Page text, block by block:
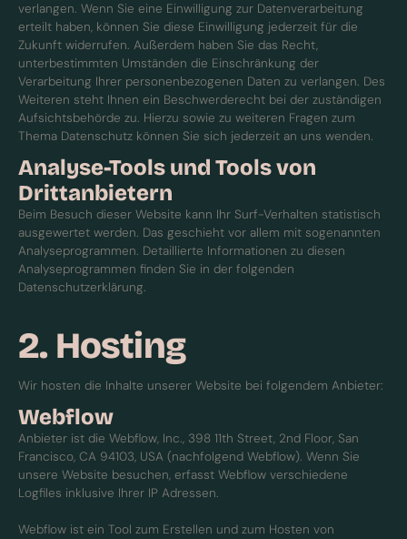
verlangen. Wenn Sie eine Einwilligung zur Datenverarbeitung
erteilt haben, können Sie diese Einwilligung jederzeit für die
Zukunft widerrufen. Außerdem haben Sie das Recht,
unterbestimmten Umständen die Einschränkung der
Verarbeitung Ihrer personenbezogenen Daten zu verlangen. Des
Weiteren steht Ihnen ein Beschwerderecht bei der zuständigen
Aufsichtsbehörde zu. Hierzu sowie zu weiteren Fragen zum
Thema Datenschutz können Sie sich jederzeit an uns wenden.
Analyse-Tools und Tools von
Drittanbietern
Beim Besuch dieser Website kann Ihr Surf-Verhalten statistisch
ausgewertet werden. Das geschieht vor allem mit sogenannten
Analyseprogrammen. Detaillierte Informationen zu diesen
Analyseprogrammen finden Sie in der folgenden
Datenschutzerklärung.
2. Hosting
Wir hosten die Inhalte unserer Website bei folgendem Anbieter:
Webflow
Anbieter ist die Webflow, Inc., 398 11th Street, 2nd Floor, San
Francisco, CA 94103, USA (nachfolgend Webflow). Wenn Sie
unsere Website besuchen, erfasst Webflow verschiedene
Logfiles inklusive Ihrer IP Adressen.
Webflow ist ein Tool zum Erstellen und zum Hosten von